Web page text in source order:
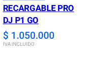
RECARGABLE PRO
DJ P1 GO
$ 1.050.000
IVA INCLUIDO